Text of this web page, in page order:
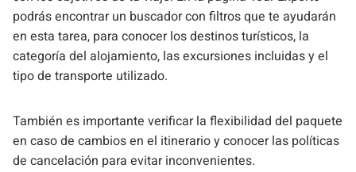
podrás encontrar un buscador con filtros que te ayudarán
en esta tarea, para conocer los destinos turísticos, la
categoría del alojamiento, las excursiones incluidas y el
tipo de transporte utilizado.
También es importante verificar la flexibilidad del paquete
en caso de cambios en el itinerario y conocer las políticas
de cancelación para evitar inconvenientes.